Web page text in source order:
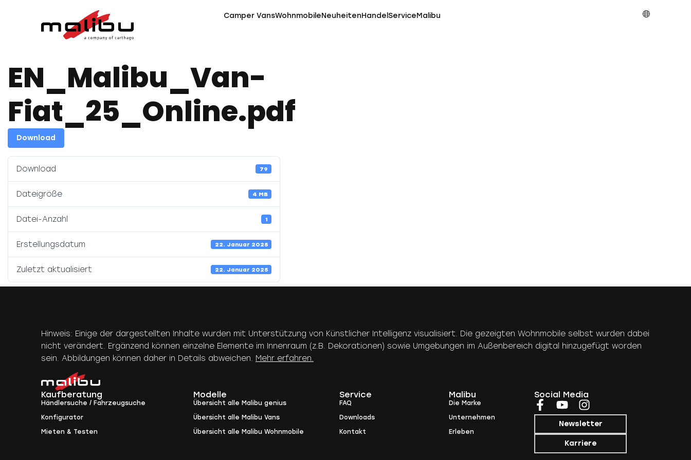
Camper VansWohnmobileNeuheitenHandel ServiceMalibu
Download
Download 79
Dateigröße 4 MB
Datei-Anzahl 1
Erstellungsdatum 22. Januar 2025
Zuletzt aktualisiert 22. Januar 2025
EN_Malibu_Van-
Fiat_25_Online.pdf
Hinweis: Einige der dargestellten Inhalte wurden mit Unterstützung von Künstlicher Intelligenz visualisiert. Die gezeigten Wohnmobile selbst wurden dabei
nicht verändert. Ergänzend können einzelne Elemente im Innenraum (z.B. Dekorationen) sowie Umgebungen im Außenbereich digital hinzugefügt worden
sein. Abbildungen können daher in Details abweichen. Mehr erfahren.
Kaufberatung
Händlersuche / Fahrzeugsuche
Konfigurator
Mieten & Testen
Modelle
Übersicht alle Malibu genius
Übersicht alle Malibu Vans
Übersicht alle Malibu Wohnmobile
Service
FAQ
Downloads
Kontakt
Malibu
Die Marke
Unternehmen
Erleben
Social Media
Newsletter
Karriere